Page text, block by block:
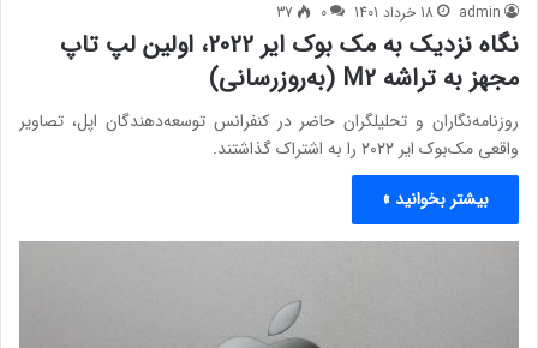
admin 18 خرداد 1401 0
37
نگاه نزدیک به مک بوک ایر 2022، اولین لپ تاپ
مجهز به تراشه‌ M2 (به‌روزرسانی)
روزنامه‌نگاران و تحلیلگران حاضر در کنفرانس توسعه‌دهندگان اپل، تصاویر
واقعی مک‌بوک ایر ۲۰۲۲ را به اشتراک گذاشتند.
بیشتر بخوانید »